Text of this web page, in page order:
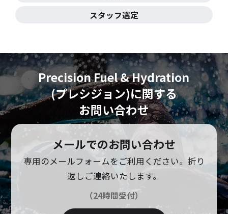
スタッフ選定
Precision Fuel & Hydration
(プレシジョン)に関する
お問い合わせ
メールでのお問い合わせ
専用のメールフォームをご利用ください。 折り
返しご連絡いたします。
（24時間受付）